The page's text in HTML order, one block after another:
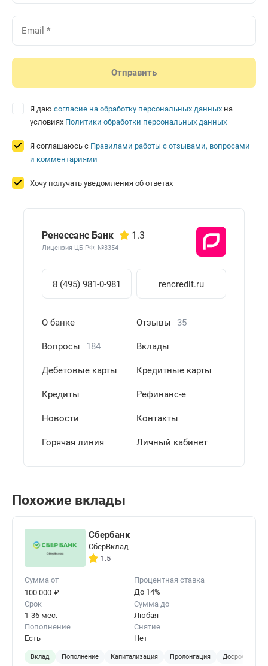
Я даю согласие на обработку персональных данных на
условиях Политики обработки персональных данных
Я соглашаюсь с Правилами работы с отзывами, вопросами
и комментариями
Хочу получать уведомления об ответах
Ренессанс Банк 1.3
Лицензия ЦБ РФ: №3354
8 (495) 981-0-981 rencredit.ru
О банке Отзывы 35
Вопросы 184 Вклады
Дебетовые карты Кредитные карты
Кредиты Рефинанс-е
Новости Контакты
Горячая линия Личный кабинет
Похожие вклады
Сбербанк
СберВклад
1.5
Сумма от
100 000 ₽
Процентная ставка
До 14%
Срок
1-36 мес.
Сумма до
Любая
Пополнение
Есть
Снятие
Нет
Вклад Пополнение Капитализация Пролонгация Досрочное